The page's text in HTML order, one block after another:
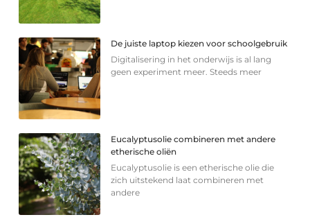
De juiste laptop kiezen voor schoolgebruik
Digitalisering in het onderwijs is al lang
geen experiment meer. Steeds meer
Eucalyptusolie combineren met andere
etherische oliën
Eucalyptusolie is een etherische olie die
zich uitstekend laat combineren met
andere